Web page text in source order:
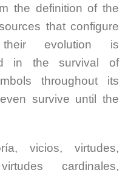
the definition of the
that configure
their evolution is
in the survival of
throughout its
survive until the
vicios, virtudes,
cardinales,